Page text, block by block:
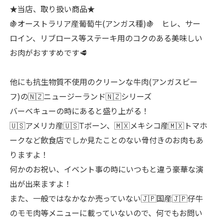
★当店、取り扱い商品★
🍇オーストラリア産葡萄牛(アンガス種)🍇 ヒレ、サー
ロイン、リブロース等ステーキ用のコクのある美味しい
お肉がおすすめです🥩
他にも抗生物質不使用のクリーンな牛肉(アンガスビー
フ)の🇳🇿ニュージーランド🇳🇿シリーズ
バーベキューの時にあると盛り上がる！
🇺🇸アメリカ産🇺🇸Tボーン、🇲🇽メキシコ産🇲🇽トマホ
ークなど飲食店でしか見たことのない骨付きのお肉もあ
りますよ！
何かのお祝い、イベント事の時にいつもと違う豪華な演
出が出来ますよ！
また、一般ではなかなか売っていない🇯🇵国産🇯🇵仔牛
のモモ肉等メニューに載っていないので、何でもお問い